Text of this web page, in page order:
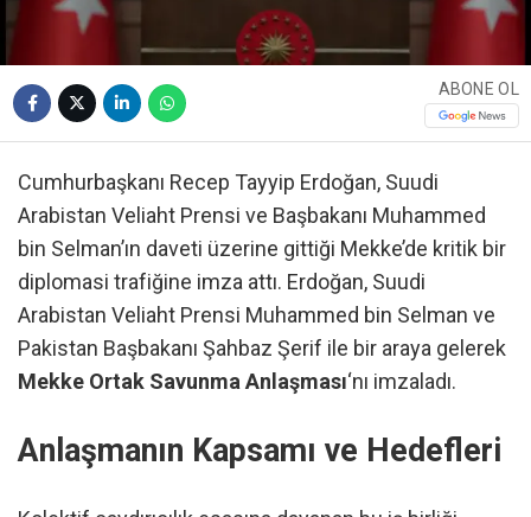
ABONE OL
Cumhurbaşkanı Recep Tayyip Erdoğan, Suudi
Arabistan Veliaht Prensi ve Başbakanı Muhammed
bin Selman’ın daveti üzerine gittiği Mekke’de kritik bir
diplomasi trafiğine imza attı. Erdoğan, Suudi
Arabistan Veliaht Prensi Muhammed bin Selman ve
Pakistan Başbakanı Şahbaz Şerif ile bir araya gelerek
Mekke Ortak Savunma Anlaşması‘nı imzaladı.
Anlaşmanın Kapsamı ve Hedefleri